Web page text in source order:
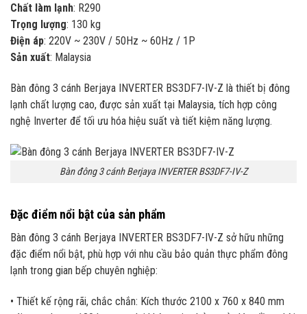
Chất làm lạnh: R290
Trọng lượng: 130 kg
Điện áp: 220V ~ 230V / 50Hz ~ 60Hz / 1P
Sản xuất: Malaysia
Bàn đông 3 cánh Berjaya INVERTER BS3DF7-IV-Z là thiết bị đông
lạnh chất lượng cao, được sản xuất tại Malaysia, tích hợp công
nghệ Inverter để tối ưu hóa hiệu suất và tiết kiệm năng lượng.
Bàn đông 3 cánh Berjaya INVERTER BS3DF7-IV-Z
Đặc điểm nổi bật của sản phẩm
Bàn đông 3 cánh Berjaya INVERTER BS3DF7-IV-Z sở hữu những
đặc điểm nổi bật, phù hợp với nhu cầu bảo quản thực phẩm đông
lạnh trong gian bếp chuyên nghiệp:
• Thiết kế rộng rãi, chắc chắn: Kích thước 2100 x 760 x 840 mm